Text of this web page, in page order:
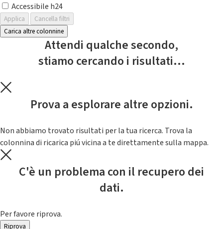
Accessibile h24
Applica
Cancella filtri
Carica altre colonnine
Attendi qualche secondo,
stiamo cercando i risultati...
Prova a esplorare altre opzioni.
Non abbiamo trovato risultati per la tua ricerca. Trova la
colonnina di ricarica piú vicina a te direttamente sulla mappa.
C'è un problema con il recupero dei
dati.
Per favore riprova.
Riprova